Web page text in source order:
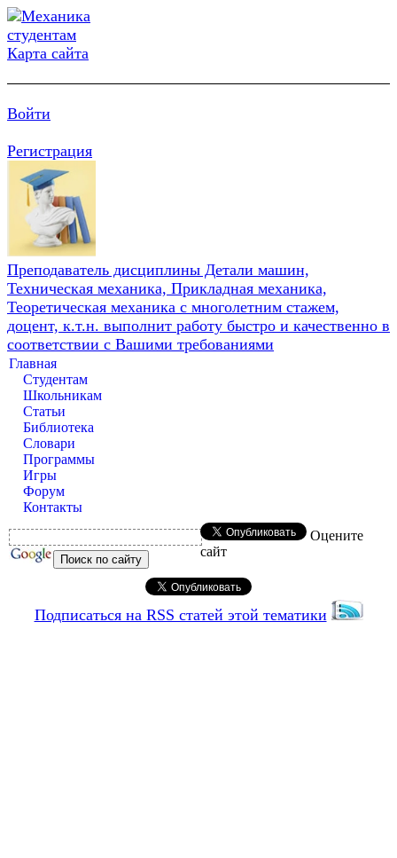
Карта сайта
Войти
Регистрация
Преподаватель дисциплины Детали машин,
Техническая механика, Прикладная механика,
Теоретическая механика с многолетним стажем,
доцент, к.т.н. выполнит работу быстро и качественно в
соответствии с Вашими требованиями
Главная
Студентам
Школьникам
Статьи
Библиотека
Словари
Программы
Игры
Форум
Контакты
Оцените
сайт
Подписаться на RSS статей этой тематики